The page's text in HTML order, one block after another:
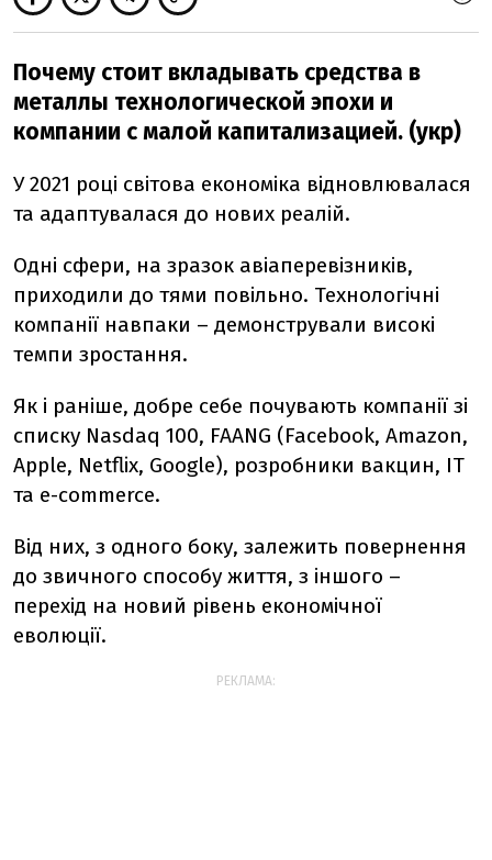
Почему стоит вкладывать средства в
металлы технологической эпохи и
компании с малой капитализацией. (укр)
У 2021 році світова економіка відновлювалася
та адаптувалася до нових реалій.
Одні сфери, на зразок авіаперевізників,
приходили до тями повільно. Технологічні
компанії навпаки – демонстрували високі
темпи зростання.
Як і раніше, добре себе почувають компанії зі
списку Nasdaq 100, FAANG (Facebook, Amazon,
Apple, Netflix, Google), розробники вакцин, IT
та e-commerce.
Від них, з одного боку, залежить повернення
до звичного способу життя, з іншого –
перехід на новий рівень економічної
еволюції.
РЕКЛАМА: